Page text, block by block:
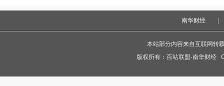
南华财经
本站部分内容来自互联网转
版权所有： 百站联盟-南华财经